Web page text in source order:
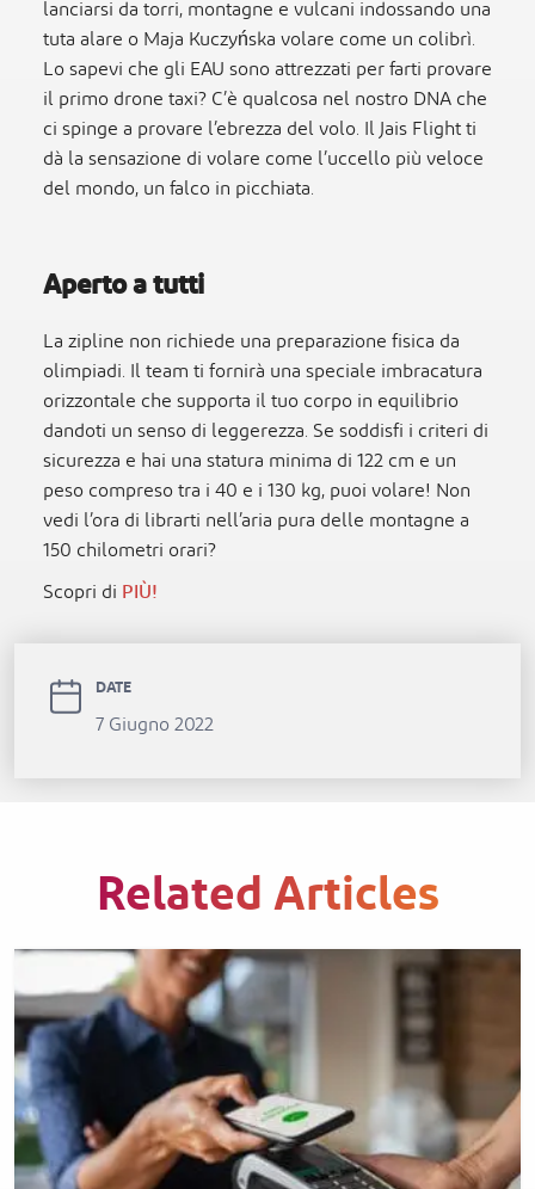
lanciarsi da torri, montagne e vulcani indossando una
tuta alare o Maja Kuczyńska volare come un colibrì.
Lo sapevi che gli EAU sono attrezzati per farti provare
il primo drone taxi? C’è qualcosa nel nostro DNA che
ci spinge a provare l’ebrezza del volo. Il Jais Flight ti
dà la sensazione di volare come l’uccello più veloce
del mondo, un falco in picchiata.
Aperto a tutti
La zipline non richiede una preparazione fisica da
olimpiadi. Il team ti fornirà una speciale imbracatura
orizzontale che supporta il tuo corpo in equilibrio
dandoti un senso di leggerezza. Se soddisfi i criteri di
sicurezza e hai una statura minima di 122 cm e un
peso compreso tra i 40 e i 130 kg, puoi volare! Non
vedi l’ora di librarti nell’aria pura delle montagne a
150 chilometri orari?
Scopri diPIÙ!
DATE
7 Giugno 2022
Related Articles